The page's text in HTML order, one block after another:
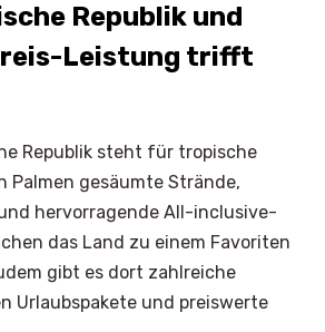
Republik und
Leistung trifft
Republik steht für tropische
Palmen gesäumte Strände,
hervorragende All-inclusive-
das Land zu einem Favoriten
gibt es dort zahlreiche
Urlaubspakete und preiswerte